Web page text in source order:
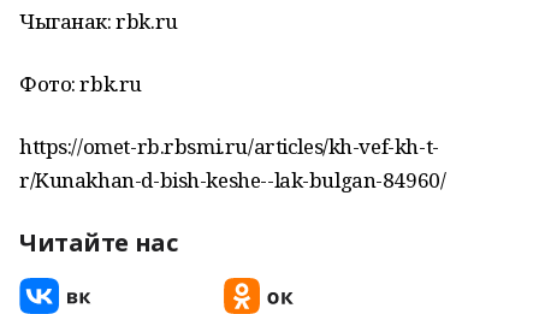
Чыганак: rbk.ru
Фото: rbk.ru
https://omet-rb.rbsmi.ru/articles/kh-vef-kh-t-
r/Kunakhan-d-bish-keshe--lak-bulgan-84960/
Читайте нас